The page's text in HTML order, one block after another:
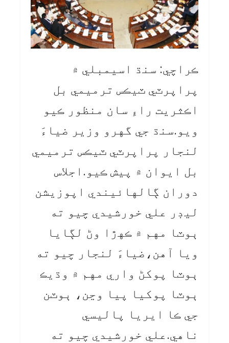
ڪراچي: سنڌ اسيمبلي ۾
پراپرٽي ٽيڪس ترميمي بل
اڪثريت راءِ سان منظور ڪيو
ويو.سنڌ جي گهرو وزير ضياءَ
لنجار پراپرٽي ٽيڪس ترميمي
بل ايوان ۾ پيش ڪيو.اجلاس
دوران ڳالهائيندي اپوزيشن
ليڊر علي خورشيدي چيو ته
ٻوٽا مهم ۾ ڪهڙا وڻ لڳايا
ويا آهن،ضياءَ لنجار چيو ته
ٻوٽا پوکڻ واري مهم ۾ وڌيڪ
ٻوٽا پوکيا پيا وڃن، ٻوٽن
جي ڪا ايريا پاليسي
ناهي.علي خورشيدي چيو ته